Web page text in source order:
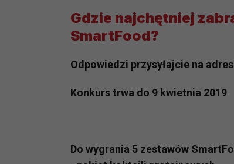
Gdzie najchętniej
SmartFood?
Odpowiedzi przysyłajcie na
Konkurs trwa do 9 kwietnia 2019
Do wygrania 5 zestawów